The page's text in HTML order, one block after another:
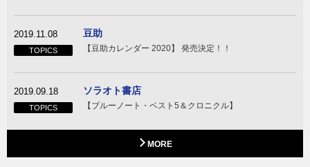
2019.11.08
TOPICS
豆助
【豆助カレンダー 2020】 発売決定！！
2019.09.18
TOPICS
ソラオト書店
【ブルーノート・ベスト5＆クロニクル】
MORE